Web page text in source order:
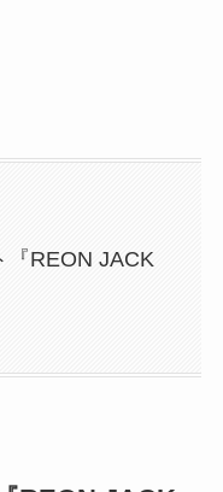
『REON JACK